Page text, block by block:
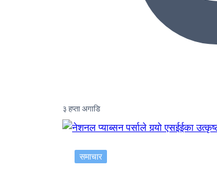
३ हप्ता अगाडि
समाचार